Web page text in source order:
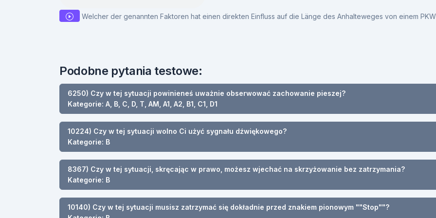
Welcher der genannten Faktoren hat einen direkten Einfluss auf die Länge des Anhalteweges von einem
Podobne pytania testowe:
6250) Czy w tej sytuacji powinieneś uważnie obserwować zachowanie pieszej?
Kategorie: A, B, C, D, T, AM, A1, A2, B1, C1, D1
10224) Czy w tej sytuacji wolno Ci użyć sygnału dźwiękowego?
Kategorie: B
8367) Czy w tej sytuacji, skręcając w prawo, możesz wjechać na skrzyżowanie bez zatrzymania?
Kategorie: B
10140) Czy w tej sytuacji musisz zatrzymać się dokładnie przed znakiem pionowym ""Stop""?